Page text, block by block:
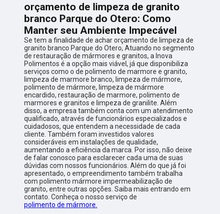
orçamento de limpeza de granito
branco Parque do Otero: Como
Manter seu Ambiente Impecável
Se tem a finalidade de achar orçamento de limpeza de
granito branco Parque do Otero, Atuando no segmento
de restauração de mármores e granitos, a Inova
Polimentos é a opção mais viável, já que disponibiliza
serviços como o de polimento de marmore e granito,
limpeza de marmore branco, limpeza de mármore,
polimento de mármore, limpeza de mármore
encardido, restauração de marmore, polimento de
marmores e granitos e limpeza de granilite. Além
disso, a empresa também conta com um atendimento
qualificado, através de funcionários especializados e
cuidadosos, que entendem a necessidade de cada
cliente. Também foram investidos valores
consideráveis em instalações de qualidade,
aumentando a eficiência da marca. Por isso, não deixe
de falar conosco para esclarecer cada uma de suas
dúvidas com nossos funcionários. Além do que já foi
apresentado, o empreendimento também trabalha
com polimento mármore impermeabilização de
granito, entre outras opções. Saiba mais entrando em
contato. Conheça o nosso serviço de
polimento de mármore.